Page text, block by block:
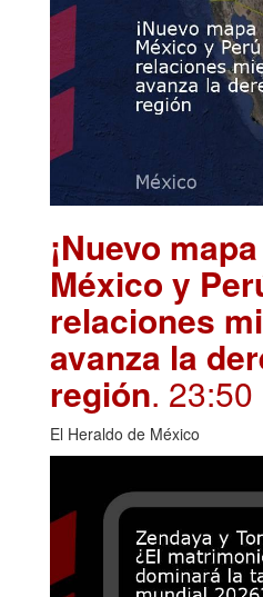
¡Nuevo
México y
relaciones
avanza la
región. 23:50
El Heraldo de México